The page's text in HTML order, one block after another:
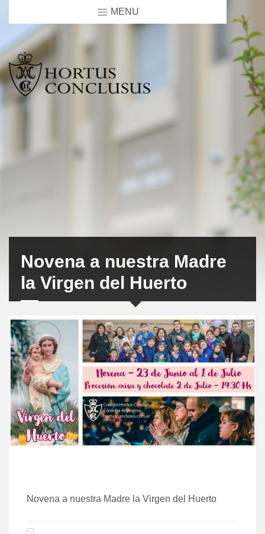
MENU
Novena a nuestra Madre
la Virgen del Huerto
Novena a nuestra Madre la Virgen del Huerto